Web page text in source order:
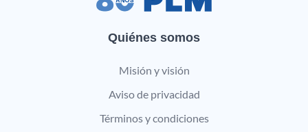
Quiénes somos
Misión y visión
Aviso de privacidad
Términos y condiciones